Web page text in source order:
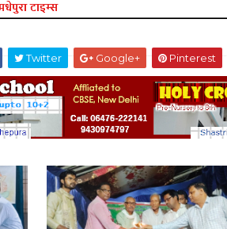
Twitter Google+ Pinterest